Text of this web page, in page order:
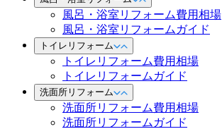
風呂・浴室リフォーム費用相場
風呂・浴室リフォームガイド
トイレリフォーム
トイレリフォーム費用相場
トイレリフォームガイド
洗面所リフォーム
洗面所リフォーム費用相場
洗面所リフォームガイド